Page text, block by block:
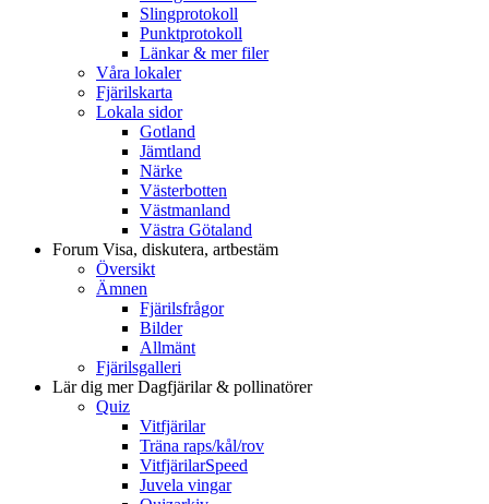
Slingprotokoll
Punktprotokoll
Länkar & mer filer
Våra lokaler
Fjärilskarta
Lokala sidor
Gotland
Jämtland
Närke
Västerbotten
Västmanland
Västra Götaland
Forum Visa, diskutera, artbestäm
Översikt
Ämnen
Fjärilsfrågor
Bilder
Allmänt
Fjärilsgalleri
Lär dig merDagfjärilar & pollinatörer
Quiz
Vitfjärilar
Träna raps/kål/rov
VitfjärilarSpeed
Juvela vingar